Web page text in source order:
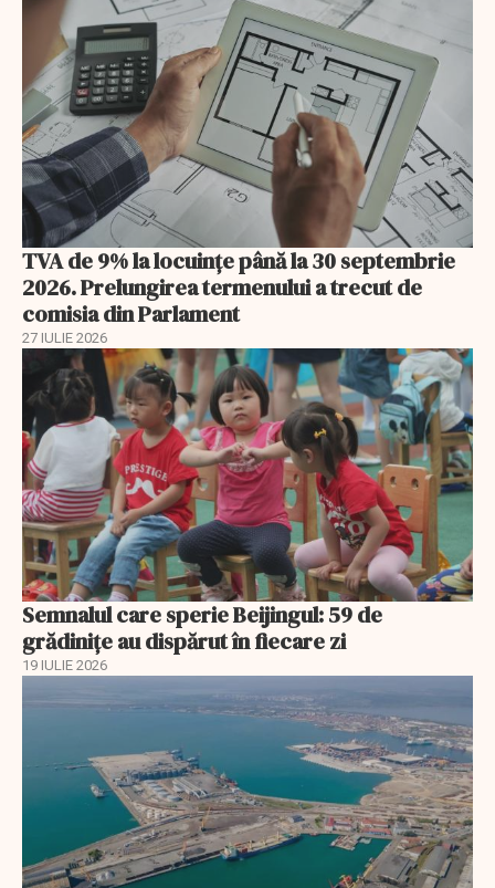
TVA de 9% la locuințe până la 30 septembrie
2026. Prelungirea termenului a trecut de
comisia din Parlament
27 IULIE 2026
Semnalul care sperie Beijingul: 59 de
grădinițe au dispărut în fiecare zi
19 IULIE 2026